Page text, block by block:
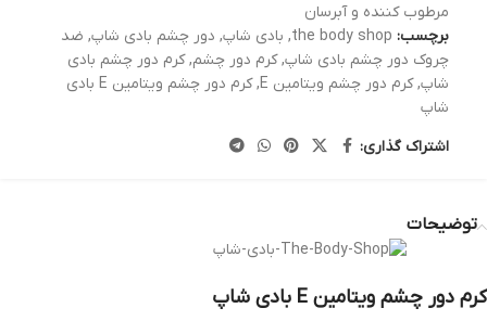
مرطوب کننده و آبرسان
برچسب: the body shop
, بادی شاپ, دور چشم بادی شاپ, ضد
چروک دور چشم بادی شاپ, کرم دور چشم, کرم دور چشم بادی
شاپ, کرم دور چشم ویتامین E ,
کرم دور چشم ویتامین E بادی
شاپ
اشتراک گذاری:
توضیحات
کرم دور چشم ویتامین E بادی شاپ